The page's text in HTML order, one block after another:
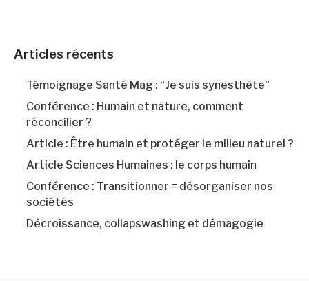
Articles récents
Témoignage Santé Mag : “Je suis synesthète”
Conférence : Humain et nature, comment
réconcilier ?
Article : Être humain et protéger le milieu naturel ?
Article Sciences Humaines : le corps humain
Conférence : Transitionner = désorganiser nos
sociétés
Décroissance, collapswashing et démagogie